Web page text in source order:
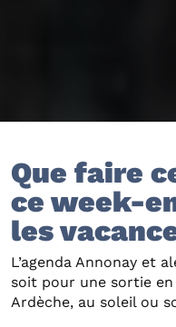
Que faire
ce week-
les
L’agenda Annonay et
soit pour une sortie en
Ardèche, au soleil ou